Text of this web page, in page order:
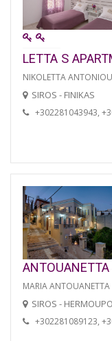
LETTA S
NIKOLETTA
SIROS - FINIKAS
+302281043943,
MARIA ANTOUANETTA
SIROS -
+302281089123,